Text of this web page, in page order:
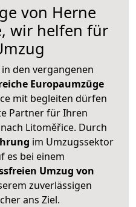
von Herne
wir helfen für
den vergangenen
Europaumzüge
mit begleiten dürfen
Partner für Ihren
Litoměřice. Durch
im Umzugssektor
es bei einem
Umzug von
zuverlässigen
ans Ziel.